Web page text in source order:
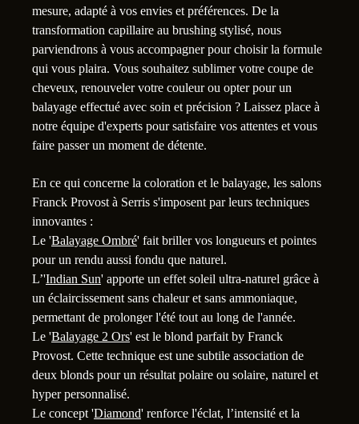
mesure, adapté à vos envies et préférences. De la
transformation capillaire au brushing stylisé, nous
parviendrons à vous accompagner pour choisir la formule
qui vous plaira. Vous souhaitez sublimer votre coupe de
cheveux, renouveler votre couleur ou opter pour un
balayage effectué avec soin et précision ? Laissez place à
notre équipe d'experts pour satisfaire vos attentes et vous
faire passer un moment de détente.
En ce qui concerne la coloration et le balayage, les salons
Franck Provost à Serris s'imposent par leurs techniques
innovantes :
Le 'Balayage Ombré' fait briller vos longueurs et pointes
pour un rendu aussi fondu que naturel.
L’'Indian Sun' apporte un effet soleil ultra-naturel grâce à
un éclaircissement sans chaleur et sans ammoniaque,
permettant de prolonger l'été tout au long de l'année.
Le 'Balayage 2 Ors' est le blond parfait by Franck
Provost. Cette technique est une subtile association de
deux blonds pour un résultat polaire ou solaire, naturel et
hyper personnalisé.
Le concept 'Diamond' renforce l'éclat, l’intensité et la